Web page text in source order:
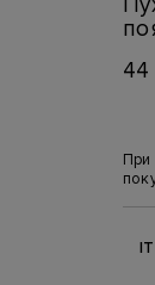
44
При
IT